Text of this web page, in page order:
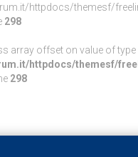
httpdocs/themesf/
298
array offset on value of type
httpdocs/themesf/
298